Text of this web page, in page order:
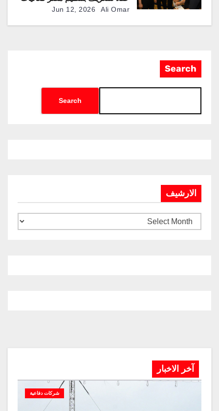
النسخة الثانية من معرض العلمين
2026”
Jun 12, 2026 Ali Omar
Search
Search
الارشيف
آخر الاخبار
شركات دفاعية